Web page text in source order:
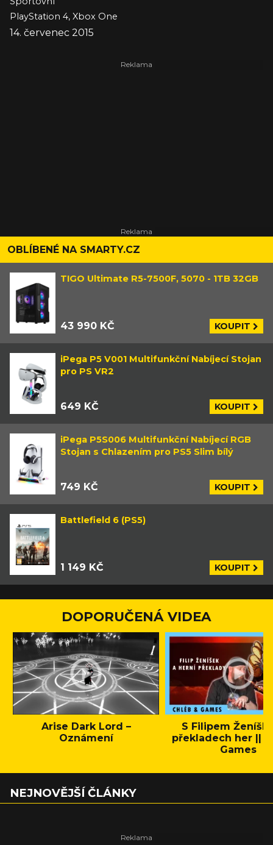
PlayStation 4, Xbox One
14. červenec 2015
OBLÍBENÉ NA SMARTY.CZ
TIGO Ultimate R5-7500F, 5070 - 1TB 32GB
43 990 KČ KOUPIT
iPega P5 V001 Multifunkční Nabíjecí Stojan
pro PS VR2
649 KČ KOUPIT
iPega P5S006 Multifunkční Nabíjecí RGB
Stojan s Chlazením pro PS5 Slim bílý
749 KČ KOUPIT
Battlefield 6 (PS5)
1 149 KČ KOUPIT
DOPORUČENÁ VIDEA
Arise Dark Lord –
Oznámení
S Filipem
překladech her ||
Games
NEJNOVĚJŠÍ ČLÁNKY